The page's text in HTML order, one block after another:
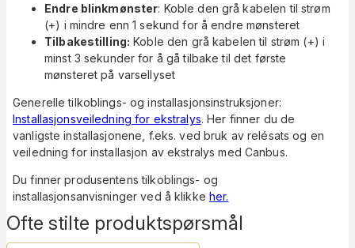
Ofte stilte produktspørsmål
Endre blinkmønster: Koble den grå kabelen til strøm
(+) i mindre enn 1 sekund for å endre mønsteret
Tilbakestilling: Koble den grå kabelen til strøm (+) i
minst 3 sekunder for å gå tilbake til det første
mønsteret på varsellyset
Generelle tilkoblings- og installasjonsinstruksjoner:
Installasjonsveiledning for ekstralys. Her finner du de
vanligste installasjonene, f.eks. ved bruk av relésats og en
veiledning for installasjon av ekstralys med Canbus.
Du finner produsentens tilkoblings- og
installasjonsanvisninger ved å klikke her.